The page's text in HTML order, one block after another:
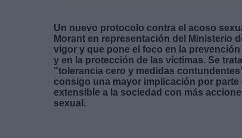
Un nuevo protocolo contra el acoso
Morant en representación del Ministerio
vigor y que pone el foco en la
y en la protección de las víctimas. Se
"tolerancia cero y medidas
consigo una mayor implicación por
extensible a la sociedad con más
sexual.